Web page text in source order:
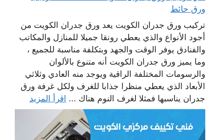
ورق حائط
تركيب ورق جدران الكويت يعد ورق جدران الكويت من
أجود الأنواع والذي يعطي رونقا جميلا للمنازل والمكاتب
والفنادق يوفر الوقت والجهد وبتكلفة مناسبة للجميع ،
وما يميز ورق جدران الكويت أنه متنوع بالألوان
والرسومات المختلفة الراقية ويوجد منه العادي وثلاثي
الأبعاد الذي يعطي منظرا جذابا للغرف ولكل غرفة ورق
جدران يناسبها فمثلا لغرف النوم هناك ... اقرأ المزيد